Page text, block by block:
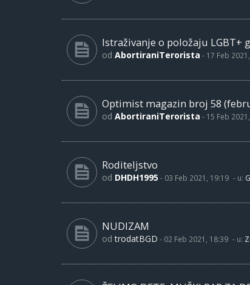
Istraživanje o položaju LGBT+
od AbortiraniTerorista - 17 Feb
Optimist magazin broj 58
od AbortiraniTerorista - 15 Feb
Roditeljstvo
od DHDH1995 - 03 Feb 2021, 19:19 - u:
NUDIZAM
odtrodatBGD - 02 Feb 2021, 18:39 - u: